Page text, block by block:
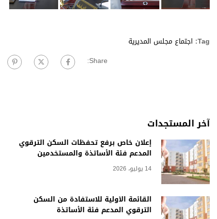
Tag: اجتماع مجلس المديرية
Share:
آخر المستجدات
إعلان خاص برفع تحفظات السكن الترقوي
المدعم فئة الأساتذة والمستخدمين
14 يوليو، 2026
القائمة الأولية للاستفادة من السكن
الترقوي المدعم فئة الأساتذة